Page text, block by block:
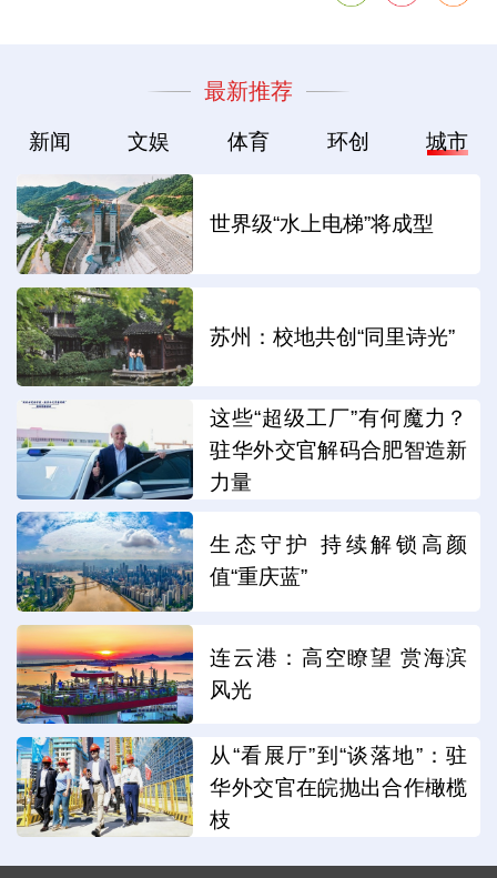
最新推荐
新闻 文娱 体育 环创 城市
世界级“水上电梯”将成型
苏州：校地共创“同里诗光”
这些“超级工厂”有何魔力？
驻华外交官解码合肥智造新
力量
生态守护 持续解锁高颜
值“重庆蓝”
连云港：高空瞭望 赏海滨
风光
从“看展厅”到“谈落地”：驻
华外交官在皖抛出合作橄榄
枝